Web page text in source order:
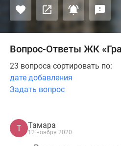
Вопрос-Ответы ЖК
23 вопроса сортировать по:
дате добавления
Задать вопрос
Т Тамара
12 ноября 2020